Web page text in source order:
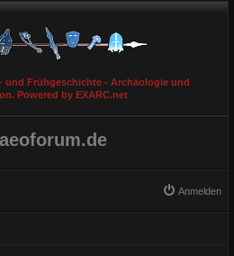
und Frühgeschichte - Archäologie und
Powered by EXARC.net
Anmelden